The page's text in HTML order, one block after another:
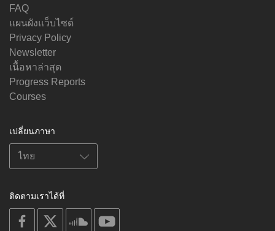
FAQ
แผนผังแว็บไซด์
Privacy Policy
Newsletter
เนื้อหาล่าสุด
Progress Reports
Courses
เปลี่ยนภาษา
ติดตามเราได้ที่
on
facebook
soundcloud